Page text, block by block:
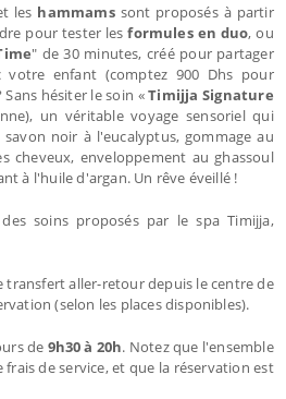
les hammamssont proposés à partir
pour tester lesformules en duo, ou
" de 30 minutes, créé pour partager
votre enfant (comptez 900 Dhs pour
hésiter le soin «Timijja Signature
un véritable voyage sensoriel qui
noir à l'eucalyptus, gommage au
cheveux, enveloppement au ghassoul
à l'huile d'argan. Un rêve éveillé !
soins proposés par le spa Timijja,
transfert aller-retour depuis le centre de
(selon les places disponibles).
de 9h30 à 20h. Notez que l'ensemble
frais de service, et que la réservation est